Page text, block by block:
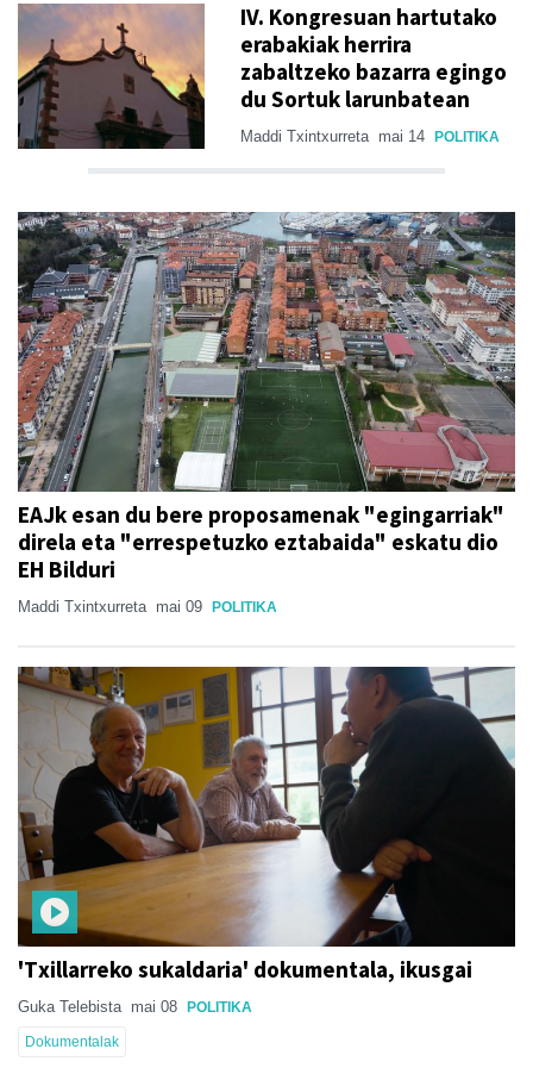
IV. Kongresuan hartutako
erabakiak herrira
zabaltzeko bazarra egingo
du Sortuk larunbatean
Maddi Txintxurreta mai 14 POLITIKA
EAJk esan du bere proposamenak "egingarriak"
direla eta "errespetuzko eztabaida" eskatu dio
EH Bilduri
Maddi Txintxurreta mai 09 POLITIKA
'Txillarreko sukaldaria' dokumentala, ikusgai
Guka Telebista mai 08 POLITIKA
Dokumentalak